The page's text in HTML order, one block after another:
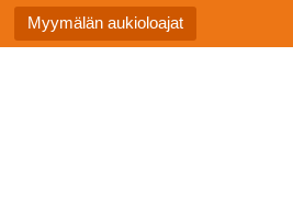
Myymälän aukioloajat